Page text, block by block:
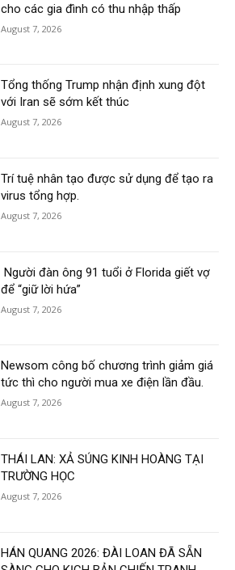
cho các gia đình có thu nhập thấp
August 7, 2026
Tổng thống Trump nhận định xung đột
với Iran sẽ sớm kết thúc
August 7, 2026
Trí tuệ nhân tạo được sử dụng để tạo ra
virus tổng hợp.
August 7, 2026
Người đàn ông 91 tuổi ở Florida giết vợ
để “giữ lời hứa”
August 7, 2026
Newsom công bố chương trình giảm giá
tức thì cho người mua xe điện lần đầu.
August 7, 2026
THÁI LAN: XẢ SÚNG KINH HOÀNG TẠI
TRƯỜNG HỌC
August 7, 2026
HÁN QUANG 2026: ĐÀI LOAN ĐÃ SẴN